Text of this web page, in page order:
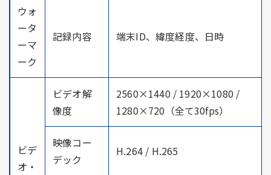
ウォ
ータ
ーマ
ーク
記録内容 端末ID、緯度経度、日時
ビデ
オ・
ビデオ解
像度
2560×1440 / 1920×1080 /
1280×720（全て30fps）
映像コー
デック
H.264 / H.265